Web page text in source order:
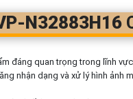
N32883H16
đáng quan trọng trong lĩnh
nhận dạng và xử lý hình ảnh